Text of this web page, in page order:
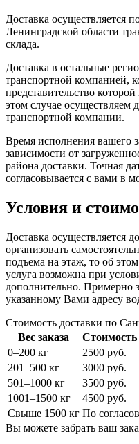
Доставка осуществляется
Ленинградской области
склада.
Доставка в остальные
транспортной компанией,
представительство
этом случае осуществляем
транспортной компании.
Время исполнения вашего
зависимости от
района доставки. Точная
согласовывается с вами в
Условия и
Доставка осуществляется
организовать
подъема на этаж, то об
услуга возможна при
дополнительно. Примерно
указанному Вами адресу
Стоимость доставки по
Вес заказа
Стоимость
0–200 кг
2500 руб.
201–500 кг
3000 руб.
501–1000 кг
3500 руб.
1001–1500 кг
4500 руб.
Свыше 1500 кг По
Вы можете забрать ваш